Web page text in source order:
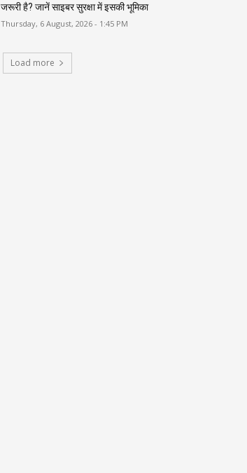
जरूरी है? जानें साइबर सुरक्षा में इसकी भूमिका
Thursday, 6 August, 2026 - 1:45 PM
Load more